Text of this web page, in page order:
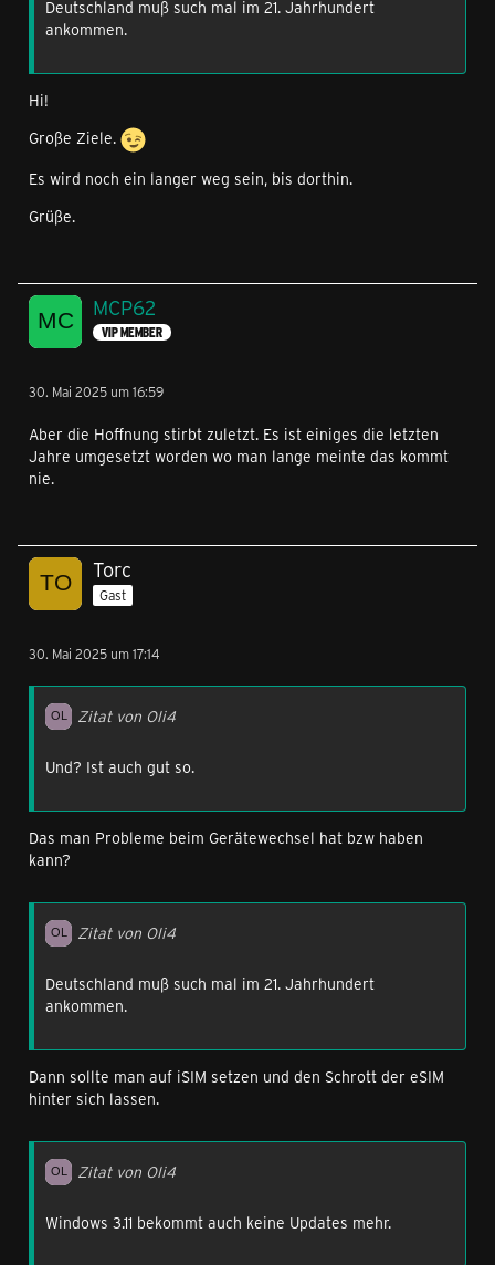
Deutschland muß such mal im 21. Jahrhundert
ankommen.
Hi!
Große Ziele.
Es wird noch ein langer weg sein, bis dorthin.
Grüße.
MCP62
VIP MEMBER
30. Mai 2025 um 16:59
Aber die Hoffnung stirbt zuletzt. Es ist einiges die letzten
Jahre umgesetzt worden wo man lange meinte das kommt
nie.
Torc
Gast
30. Mai 2025 um 17:14
Zitat von Oli4
Und? Ist auch gut so.
Das man Probleme beim Gerätewechsel hat bzw haben
kann?
Zitat von Oli4
Deutschland muß such mal im 21. Jahrhundert
ankommen.
Dann sollte man auf iSIM setzen und den Schrott der eSIM
hinter sich lassen.
Zitat von Oli4
Windows 3.11 bekommt auch keine Updates mehr.